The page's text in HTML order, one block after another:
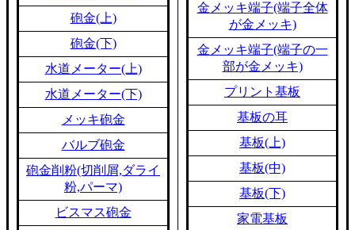
砲金(上)
砲金(下)
水道メーター(上)
水道メーター(下)
メッキ砲金
バルブ砲金
砲金削粉(切削屑,ダライ
粉,パーマ)
ビスマス砲金
金メッキ端子(端子全体
が金メッキ)
金メッキ端子(端子の一
部が金メッキ)
プリント基板
基板の耳
基板(上)
基板(中)
基板(下)
家電基板